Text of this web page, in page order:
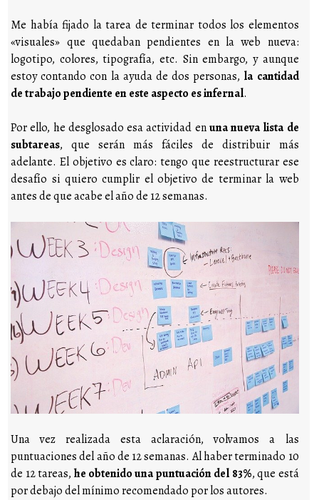
Me había fijado la tarea de terminar todos los elementos
«visuales» que quedaban pendientes en la web nueva:
logotipo, colores, tipografía, etc. Sin embargo, y aunque
estoy contando con la ayuda de dos personas, la cantidad
de trabajo pendiente en este aspecto es infernal.
Por ello, he desglosado esa actividad enuna nueva lista de
subtareas, que serán más fáciles de distribuir más
adelante. El objetivo es claro: tengo que reestructurar ese
desafío si quiero cumplir el objetivo de terminar la web
antes de que acabe el año de 12 semanas.
Una vez realizada esta aclaración, volvamos a las
puntuaciones del año de 12 semanas. Al haber terminado 10
de 12 tareas, he obtenido una puntuación del 83%, que está
por debajo del mínimo recomendado por los autores.